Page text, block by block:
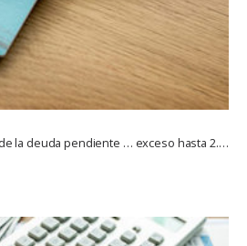
Demanda judicial, Importe de la deuda pendiente … exceso hasta 2.000.000 euros